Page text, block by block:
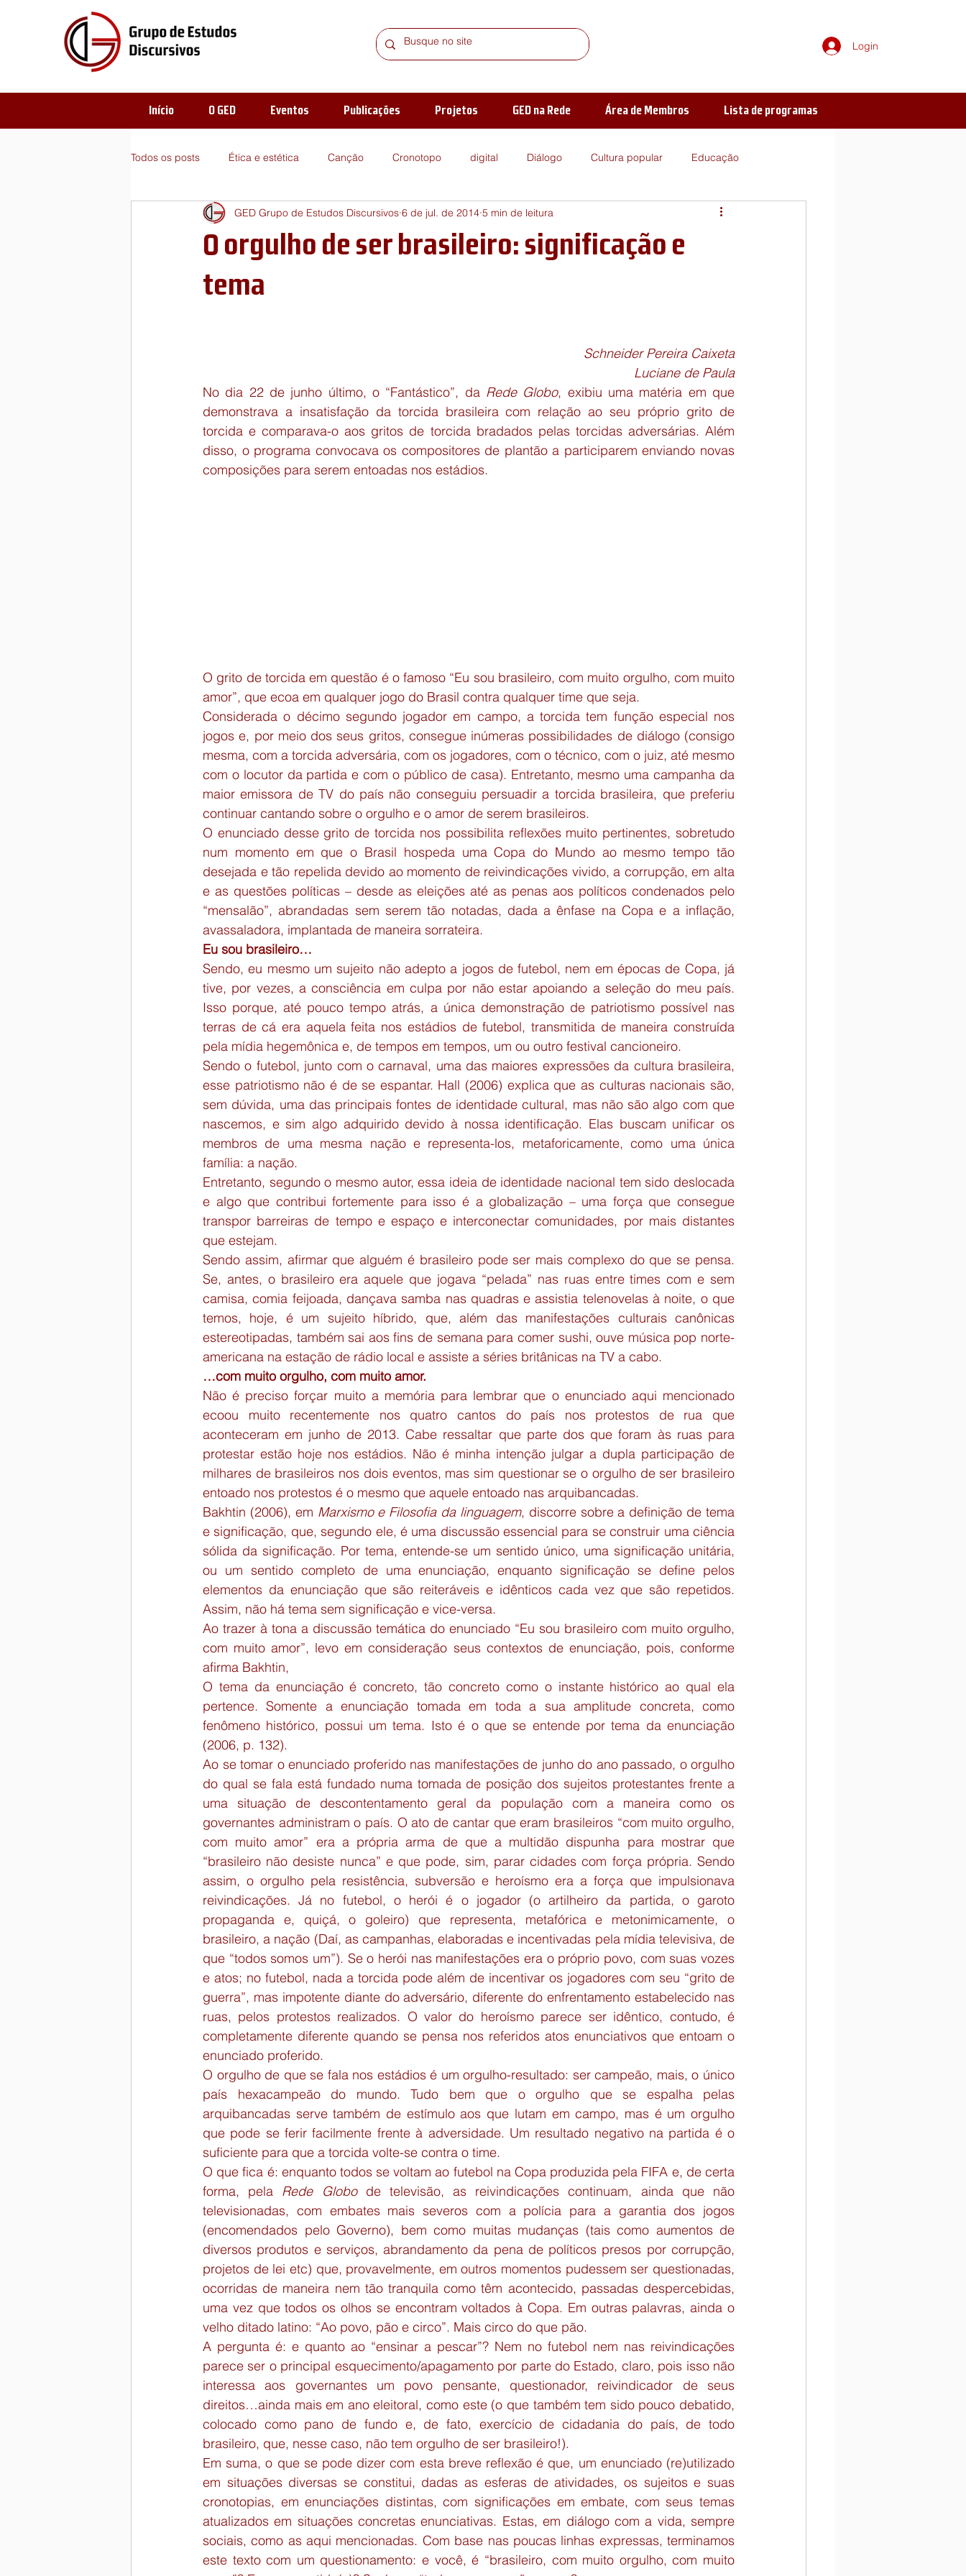
Login
Início O GED Eventos Publicações Projetos GED na Rede Área de Membros Lista de programas
Todos os posts Ética e estética Canção Cronotopo digital Diálogo Cultura popular Educação
Enunciado-Enunciação Estética enunciado Harry Potter Reflexões
Problematizações
O orgulho de ser brasileiro: significação e
tema
GED Grupo de Estudos Discursivos 6 de jul. de 2014 5 min de leitura
Schneider Pereira Caixeta
Luciane de Paula
No dia 22 de junho último, o “Fantástico”, da Rede Globo, exibiu uma matéria em que
demonstrava a insatisfação da torcida brasileira com relação ao seu próprio grito de
torcida e comparava-o aos gritos de torcida bradados pelas torcidas adversárias. Além
disso, o programa convocava os compositores de plantão a participarem enviando novas
composições para serem entoadas nos estádios.
O grito de torcida em questão é o famoso “Eu sou brasileiro, com muito orgulho, com muito
amor”, que ecoa em qualquer jogo do Brasil contra qualquer time que seja.
Considerada o décimo segundo jogador em campo, a torcida tem função especial nos
jogos e, por meio dos seus gritos, consegue inúmeras possibilidades de diálogo (consigo
mesma, com a torcida adversária, com os jogadores, com o técnico, com o juiz, até mesmo
com o locutor da partida e com o público de casa). Entretanto, mesmo uma campanha da
maior emissora de TV do país não conseguiu persuadir a torcida brasileira, que preferiu
continuar cantando sobre o orgulho e o amor de serem brasileiros.
O enunciado desse grito de torcida nos possibilita reflexões muito pertinentes, sobretudo
num momento em que o Brasil hospeda uma Copa do Mundo ao mesmo tempo tão
desejada e tão repelida devido ao momento de reivindicações vivido, a corrupção, em alta
e as questões políticas – desde as eleições até as penas aos políticos condenados pelo
“mensalão”, abrandadas sem serem tão notadas, dada a ênfase na Copa e a inflação,
avassaladora, implantada de maneira sorrateira.
Eu sou brasileiro…
Sendo, eu mesmo um sujeito não adepto a jogos de futebol, nem em épocas de Copa, já
tive, por vezes, a consciência em culpa por não estar apoiando a seleção do meu país.
Isso porque, até pouco tempo atrás, a única demonstração de patriotismo possível nas
terras de cá era aquela feita nos estádios de futebol, transmitida de maneira construída
pela mídia hegemônica e, de tempos em tempos, um ou outro festival cancioneiro.
Sendo o futebol, junto com o carnaval, uma das maiores expressões da cultura brasileira,
esse patriotismo não é de se espantar. Hall (2006) explica que as culturas nacionais são,
sem dúvida, uma das principais fontes de identidade cultural, mas não são algo com que
nascemos, e sim algo adquirido devido à nossa identificação. Elas buscam unificar os
membros de uma mesma nação e representa-los, metaforicamente, como uma única
família: a nação.
Entretanto, segundo o mesmo autor, essa ideia de identidade nacional tem sido deslocada
e algo que contribui fortemente para isso é a globalização – uma força que consegue
transpor barreiras de tempo e espaço e interconectar comunidades, por mais distantes
que estejam.
Sendo assim, afirmar que alguém é brasileiro pode ser mais complexo do que se pensa.
Se, antes, o brasileiro era aquele que jogava “pelada” nas ruas entre times com e sem
camisa, comia feijoada, dançava samba nas quadras e assistia telenovelas à noite, o que
temos, hoje, é um sujeito híbrido, que, além das manifestações culturais canônicas
estereotipadas, também sai aos fins de semana para comer sushi, ouve música pop norte-
americana na estação de rádio local e assiste a séries britânicas na TV a cabo.
…com muito orgulho, com muito amor.
Não é preciso forçar muito a memória para lembrar que o enunciado aqui mencionado
ecoou muito recentemente nos quatro cantos do país nos protestos de rua que
aconteceram em junho de 2013. Cabe ressaltar que parte dos que foram às ruas para
protestar estão hoje nos estádios. Não é minha intenção julgar a dupla participação de
milhares de brasileiros nos dois eventos, mas sim questionar se o orgulho de ser brasileiro
entoado nos protestos é o mesmo que aquele entoado nas arquibancadas.
Bakhtin (2006), em Marxismo e Filosofia da linguagem, discorre sobre a definição de tema
e significação, que, segundo ele, é uma discussão essencial para se construir uma ciência
sólida da significação. Por tema, entende-se um sentido único, uma significação unitária,
ou um sentido completo de uma enunciação, enquanto significação se define pelos
elementos da enunciação que são reiteráveis e idênticos cada vez que são repetidos.
Assim, não há tema sem significação e vice-versa.
Ao trazer à tona a discussão temática do enunciado “Eu sou brasileiro com muito orgulho,
com muito amor”, levo em consideração seus contextos de enunciação, pois, conforme
afirma Bakhtin,
O tema da enunciação é concreto, tão concreto como o instante histórico ao qual ela
pertence. Somente a enunciação tomada em toda a sua amplitude concreta, como
fenômeno histórico, possui um tema. Isto é o que se entende por tema da enunciação
(2006, p. 132).
Ao se tomar o enunciado proferido nas manifestações de junho do ano passado, o orgulho
do qual se fala está fundado numa tomada de posição dos sujeitos protestantes frente a
uma situação de descontentamento geral da população com a maneira como os
governantes administram o país. O ato de cantar que eram brasileiros “com muito orgulho,
com muito amor” era a própria arma de que a multidão dispunha para mostrar que
“brasileiro não desiste nunca” e que pode, sim, parar cidades com força própria. Sendo
assim, o orgulho pela resistência, subversão e heroísmo era a força que impulsionava
reivindicações. Já no futebol, o herói é o jogador (o artilheiro da partida, o garoto
propaganda e, quiçá, o goleiro) que representa, metafórica e metonimicamente, o
brasileiro, a nação (Daí, as campanhas, elaboradas e incentivadas pela mídia televisiva, de
que “todos somos um”). Se o herói nas manifestações era o próprio povo, com suas vozes
e atos; no futebol, nada a torcida pode além de incentivar os jogadores com seu “grito de
guerra”, mas impotente diante do adversário, diferente do enfrentamento estabelecido nas
ruas, pelos protestos realizados. O valor do heroísmo parece ser idêntico, contudo, é
completamente diferente quando se pensa nos referidos atos enunciativos que entoam o
enunciado proferido.
O orgulho de que se fala nos estádios é um orgulho-resultado: ser campeão, mais, o único
país hexacampeão do mundo. Tudo bem que o orgulho que se espalha pelas
arquibancadas serve também de estímulo aos que lutam em campo, mas é um orgulho
que pode se ferir facilmente frente à adversidade. Um resultado negativo na partida é o
suficiente para que a torcida volte-se contra o time.
O que fica é: enquanto todos se voltam ao futebol na Copa produzida pela FIFA e, de certa
forma, pela Rede Globo de televisão, as reivindicações continuam, ainda que não
televisionadas, com embates mais severos com a polícia para a garantia dos jogos
(encomendados pelo Governo), bem como muitas mudanças (tais como aumentos de
diversos produtos e serviços, abrandamento da pena de políticos presos por corrupção,
projetos de lei etc) que, provavelmente, em outros momentos pudessem ser questionadas,
ocorridas de maneira nem tão tranquila como têm acontecido, passadas despercebidas,
uma vez que todos os olhos se encontram voltados à Copa. Em outras palavras, ainda o
velho ditado latino: “Ao povo, pão e circo”. Mais circo do que pão.
A pergunta é: e quanto ao “ensinar a pescar”? Nem no futebol nem nas reivindicações
parece ser o principal esquecimento/apagamento por parte do Estado, claro, pois isso não
interessa aos governantes um povo pensante, questionador, reivindicador de seus
direitos…ainda mais em ano eleitoral, como este (o que também tem sido pouco debatido,
colocado como pano de fundo e, de fato, exercício de cidadania do país, de todo
brasileiro, que, nesse caso, não tem orgulho de ser brasileiro!).
Em suma, o que se pode dizer com esta breve reflexão é que, um enunciado (re)utilizado
em situações diversas se constitui, dadas as esferas de atividades, os sujeitos e suas
cronotopias, em enunciações distintas, com significações em embate, com seus temas
atualizados em situações concretas enunciativas. Estas, em diálogo com a vida, sempre
sociais, como as aqui mencionadas. Com base nas poucas linhas expressas, terminamos
este texto com um questionamento: e você, é “brasileiro, com muito orgulho, com muito